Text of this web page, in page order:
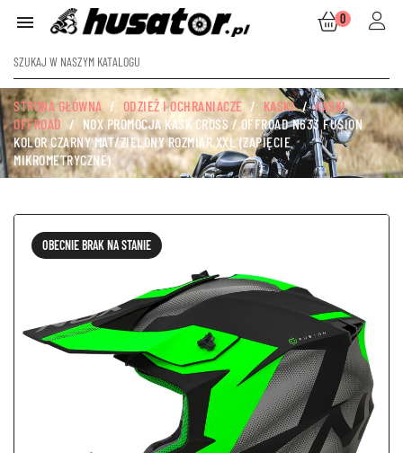
 0
STRONA GŁÓWNA ODZIEŻ I OCHRANIACZE KASKI
KASKI
OFFROAD
NOX PROMOCJA KASK CROSS / OFFROAD N633 FUSION
KOLOR CZARNY MAT/ZIELONY ROZMIAR XXL (ZAPIĘCIE
MIKROMETRYCZNE)
OBECNIE BRAK NA STANIE